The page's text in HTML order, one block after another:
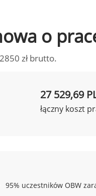
o
zł brutto.
27 529,69
łączny koszt
95% uczestników OBW